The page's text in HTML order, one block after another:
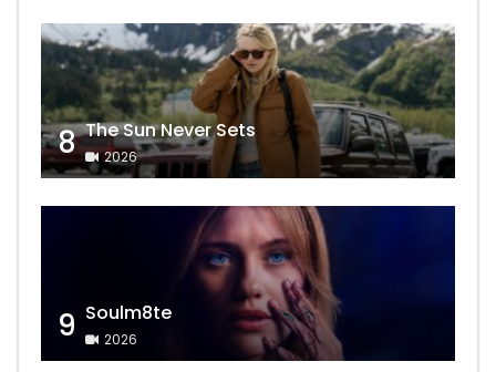
8 The Sun Never Sets
2026
9 Soulm8te
2026